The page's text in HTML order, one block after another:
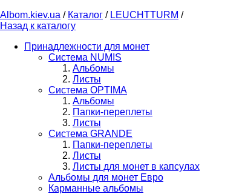
Albom.kiev.ua / Каталог / LEUCHTTURM /
Назад к каталогу
Принадлежности для монет
Система NUMIS
Альбомы
Листы
Система OPTIMA
Альбомы
Папки-переплеты
Листы
Система GRANDE
Папки-переплеты
Листы
Листы для монет в капсулах
Альбомы для монет Евро
Карманные альбомы